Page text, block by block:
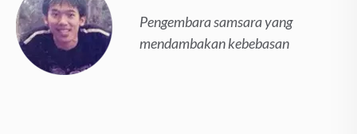
Pengembara samsara yang
mendambakan kebebasan